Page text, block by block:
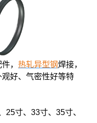
件，热轧异型钢焊接，
好、气密性好等特
25寸、33寸、35寸、